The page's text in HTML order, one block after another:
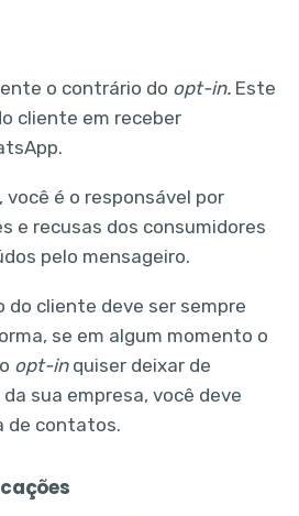
o contrário do opt-in.Este
cliente em receber
você é o responsável por
e recusas dos consumidores
pelo mensageiro.
do cliente deve ser sempre
se em algum momento o
opt-inquiser deixar de
sua empresa, você deve
de contatos.